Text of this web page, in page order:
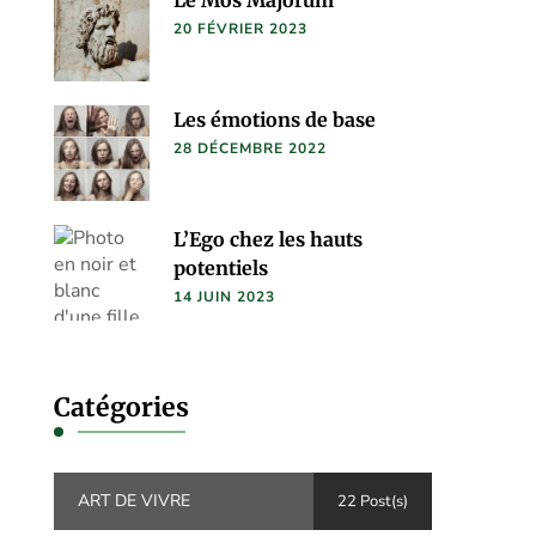
20 FÉVRIER 2023
Les émotions de base
28 DÉCEMBRE 2022
L’Ego chez les hauts
potentiels
14 JUIN 2023
Catégories
ART DE VIVRE 22 Post(s)